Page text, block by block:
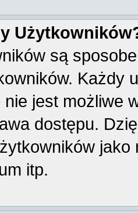
są
Każdy
jest możliwe
dostępu.
itp.